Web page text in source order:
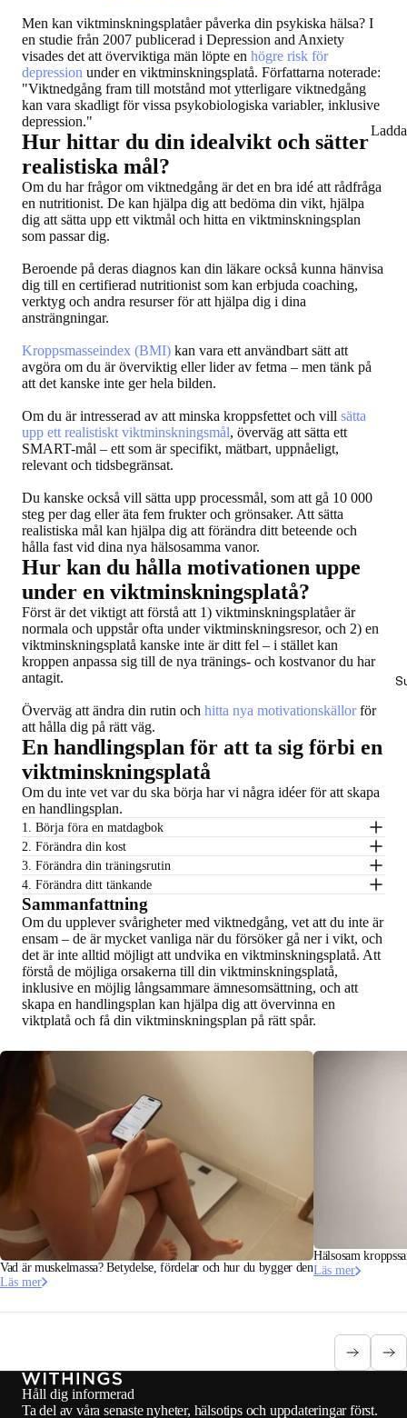
Men kan viktminskningsplatåer påverka din psykiska hälsa? I
en studie från 2007 publicerad i Depression and Anxiety
visades det att överviktiga män löpte en högre risk för
depression under en viktminskningsplatå. Författarna noterade:
"Viktnedgång fram till motstånd mot ytterligare viktnedgång
kan vara skadligt för vissa psykobiologiska variabler, inklusive
depression."
Hur hittar du din idealvikt och sätter
realistiska mål?
Om du har frågor om viktnedgång är det en bra idé att rådfråga
en nutritionist. De kan hjälpa dig att bedöma din vikt, hjälpa
dig att sätta upp ett viktmål och hitta en viktminskningsplan
som passar dig.
Beroende på deras diagnos kan din läkare också kunna hänvisa
dig till en certifierad nutritionist som kan erbjuda coaching,
verktyg och andra resurser för att hjälpa dig i dina
ansträngningar.
Kroppsmasseindex (BMI) kan vara ett användbart sätt att
avgöra om du är överviktig eller lider av fetma – men tänk på
att det kanske inte ger hela bilden.
Om du är intresserad av att minska kroppsfettet och vill sätta
upp ett realistiskt viktminsknings­mål, överväg att sätta ett
SMART-mål – ett som är specifikt, mätbart, uppnåeligt,
relevant och tidsbegränsat.
Du kanske också vill sätta upp processmål, som att gå 10 000
steg per dag eller äta fem frukter och grönsaker. Att sätta
realistiska mål kan hjälpa dig att förändra ditt beteende och
hålla fast vid dina nya hälsosamma vanor.
Hur kan du hålla motivationen uppe
under en viktminskningsplatå?
Först är det viktigt att förstå att 1) viktminskningsplatåer är
normala och uppstår ofta under viktminskningsresor, och 2) en
viktminskningsplatå kanske inte är ditt fel – i stället kan
kroppen anpassa sig till de nya tränings- och kostvanor du har
antagit.
Överväg att ändra din rutin och hitta nya motivationskällorför
att hålla dig på rätt väg.
En handlingsplan för att ta sig förbi en
viktminskningsplatå
Om du inte vet var du ska börja har vi några idéer för att skapa
en handlingsplan.
1. Börja föra en matdagbok
2. Förändra din kost
3. Förändra din träningsrutin
4. Förändra ditt tänkande
Sammanfattning
Om du upplever svårigheter med viktnedgång, vet att du inte är
ensam – de är mycket vanliga när du försöker gå ner i vikt, och
det är inte alltid möjligt att undvika en viktminskningsplatå. Att
förstå de möjliga orsakerna till din viktminskningsplatå,
inklusive en möjlig långsammare ämnesomsättning, och att
skapa en handlingsplan kan hjälpa dig att övervinna en
viktplatå och få din viktminskningsplan på rätt spår.
Vad är muskelmassa? Betydelse, fördelar och hur du bygger den
Läs mer
Hälsosam
Läs mer
Håll dig informerad
Ta del av våra senaste nyheter, hälsotips och uppdateringar först.